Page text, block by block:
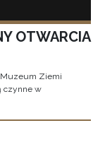
OTWARCIA
Muzeum Ziemi
czynne w